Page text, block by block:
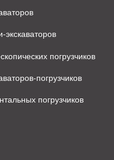
погрузчиков
погрузчиков
погрузчиков